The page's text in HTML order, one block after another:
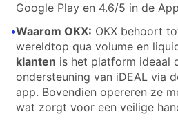
Google Play en 4.6/5 in de
•Waarom OKX: OKX behoort
wereldtop qua volume en
klanten is het platform ideaal
ondersteuning van iDEAL via
app. Bovendien opereren ze
wat zorgt voor een veilige